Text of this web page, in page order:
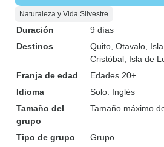
Naturaleza y Vida Silvestre
Duración
9 días
Destinos
Quito , Otavalo ,
Cristóbal , Isla de
Franja de edad
Edades 20+
Idioma
Solo: Inglés
Tamaño del
grupo
Tamaño máximo
Tipo de grupo
Grupo